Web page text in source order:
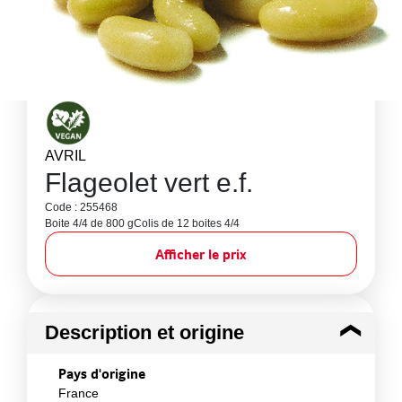
AVRIL
Flageolet vert e.f.
Code : 255468
Boite 4/4 de 800 gColis de 12 boites 4/4
Afficher le prix
Description et origine
Pays d'origine
France